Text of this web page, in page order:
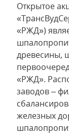
Открытое
«РЖД»)
древесины,
«РЖД».
заводов –
железных